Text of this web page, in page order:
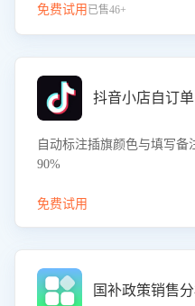
免费试用 已售46+
抖音小店自订
自动标注插旗颜色与填写
90%
免费试用
国补政策销售